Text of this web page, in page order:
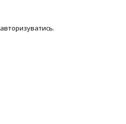
авторизуватись.